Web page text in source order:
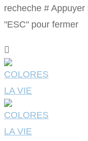
recheche # Appuyer
"ESC" pour fermer